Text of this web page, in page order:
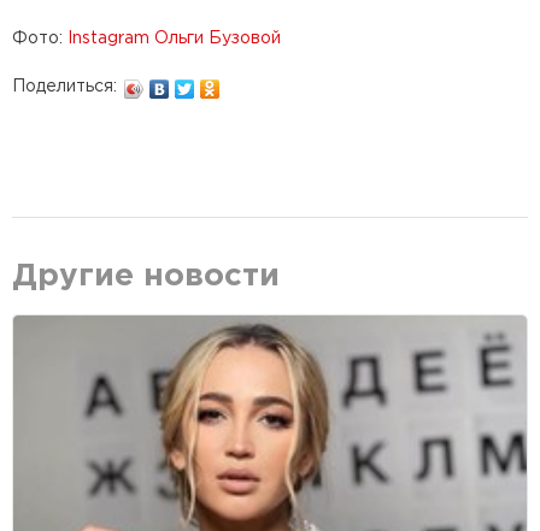
Фото: Instagram Ольги Бузовой
Поделиться:
Другие новости